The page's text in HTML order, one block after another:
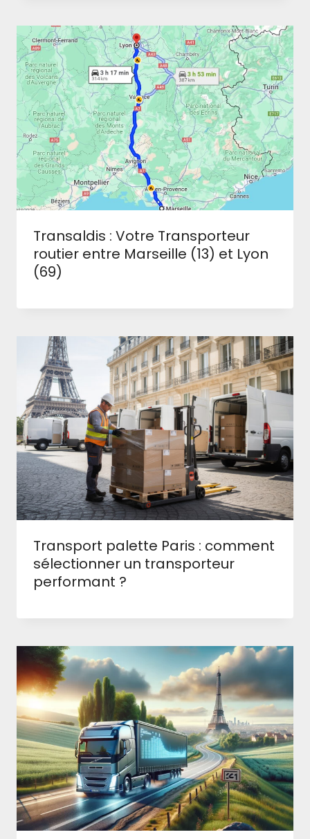
Transaldis : Votre Transporteur
routier entre Marseille (13) et Lyon
(69)
Transport palette Paris : comment
sélectionner un transporteur
performant ?